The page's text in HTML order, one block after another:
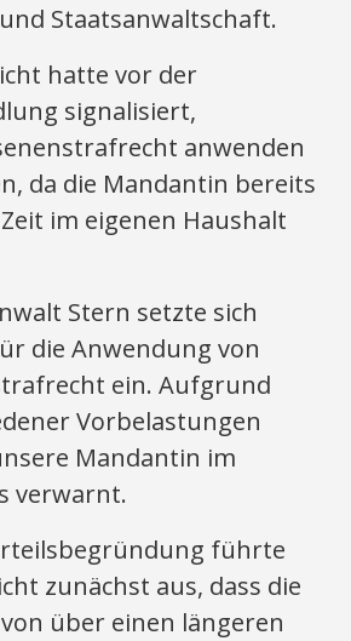
Staatsanwaltschaft.
hatte vor der
signalisiert,
anwenden
da die Mandantin bereits
im eigenen Haushalt
Stern setzte sich
die Anwendung von
ein. Aufgrund
Vorbelastungen
Mandantin im
verwarnt.
führte
zunächst aus, dass die
über einen längeren